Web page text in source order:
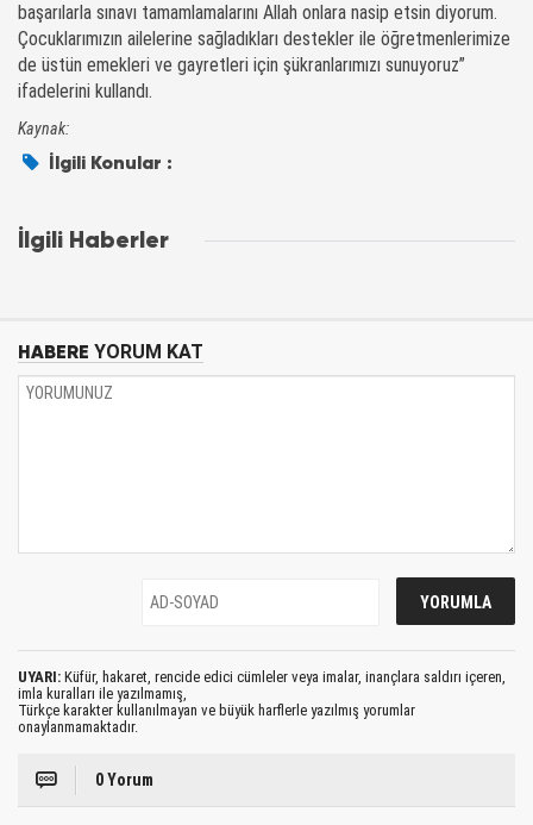
başarılarla sınavı tamamlamalarını Allah onlara nasip etsin diyorum.
Çocuklarımızın ailelerine sağladıkları destekler ile öğretmenlerimize
de üstün emekleri ve gayretleri için şükranlarımızı sunuyoruz”
ifadelerini kullandı.
Kaynak:
İlgili Konular :
İlgili Haberler
HABERE YORUM KAT
UYARI: Küfür, hakaret, rencide edici cümleler veya imalar, inançlara saldırı içeren,
imla kuralları ile yazılmamış,
Türkçe karakter kullanılmayan ve büyük harflerle yazılmış yorumlar
onaylanmamaktadır.
0 Yorum